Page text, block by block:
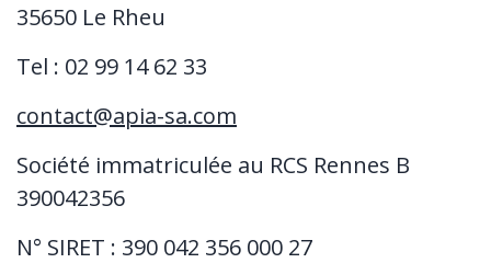
35650 Le Rheu
Tel : 02 99 14 62 33
contact@apia-sa.com
Société immatriculée au RCS Rennes B
390042356
N° SIRET : 390 042 356 000 27